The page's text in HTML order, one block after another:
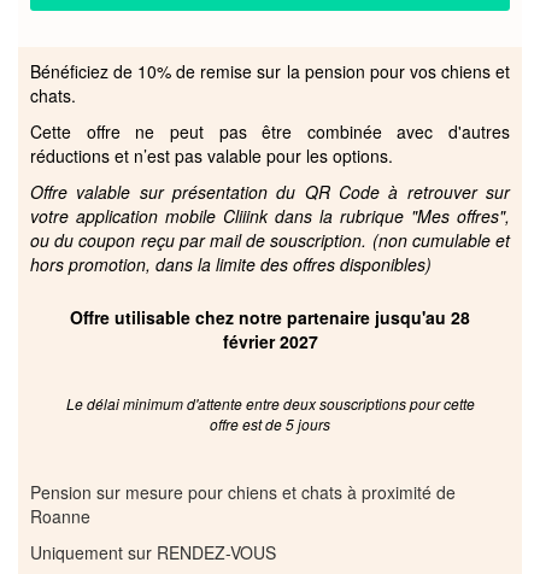
Bénéficiez de 10% de remise sur la pension pour vos chiens et
chats.
Cette offre ne peut pas être combinée avec d'autres
réductions et n’est pas valable pour les options.
Offre valable sur présentation du QR Code à retrouver sur
votre application mobile Cliiink dans la rubrique "Mes offres",
ou du coupon reçu par mail de souscription. (non cumulable et
hors promotion, dans la limite des offres disponibles)
Offre utilisable chez notre partenaire jusqu'au 28
février 2027
Le délai minimum d'attente entre deux souscriptions pour cette
offre est de 5 jours
Pension sur mesure pour chiens et chats à proximité de
Roanne
Uniquement sur RENDEZ-VOUS